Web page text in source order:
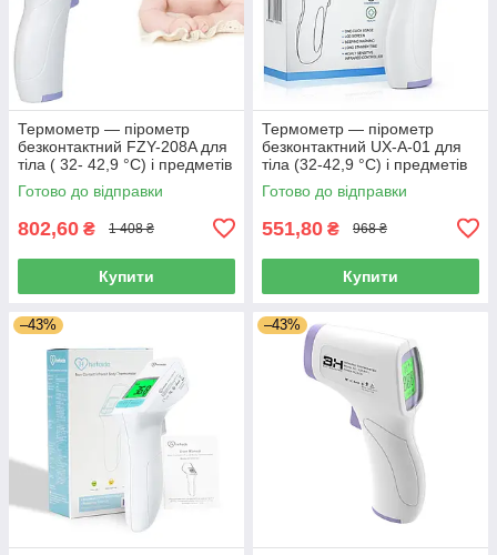
Термометр — пірометр
безконтактний FZY-208A для
тіла ( 32- 42,9 °C) і предметів
(0 + 100 °C)
Готово до відправки
802,60 ₴ 1 408 ₴
Купити
Термометр — пірометр
безконтактний UX-A-01 для
тіла (32-42,9 °C) і предметів
(0 + 60 °C)
Готово до відправки
551,80 ₴ 968 ₴
Купити
–43% –43%